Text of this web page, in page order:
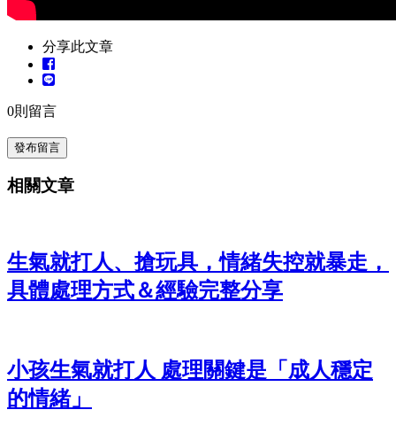
分享此文章
0則留言
發布留言
相關文章
生氣就打人、搶玩具，情緒失控就暴走，
具體處理方式＆經驗完整分享
小孩生氣就打人 處理關鍵是「成人穩定
的情緒」